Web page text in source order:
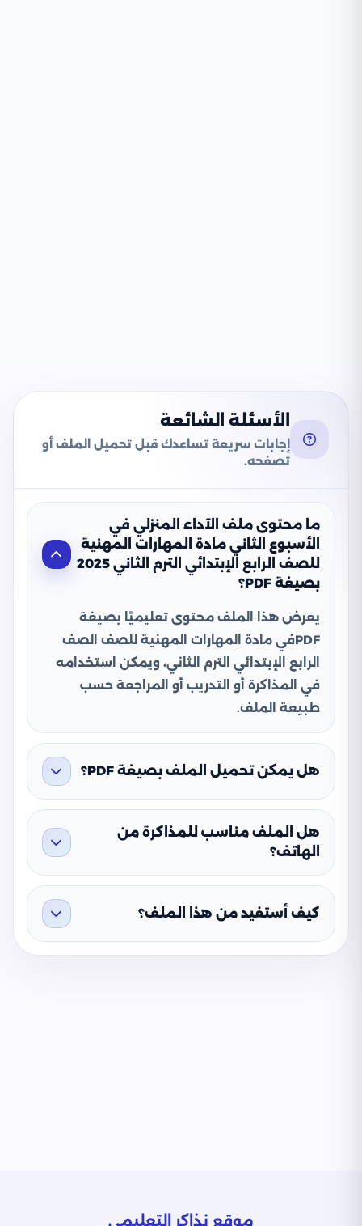
الأسئلة الشائعة
إجابات سريعة تساعدك قبل تحميل الملف أو
تصفحه.
ما محتوى ملف الآداء المنزلي في
الأسبوع الثاني مادة المهارات المهنية
للصف الرابع الإبتدائي الترم الثاني 2025
بصيغة PDF؟
يعرض هذا الملف محتوى تعليميًا بصيغة
PDFفي مادة المهارات المهنية للصف الصف
الرابع الإبتدائي الترم الثاني، ويمكن استخدامه
في المذاكرة أو التدريب أو المراجعة حسب
طبيعة الملف.
هل يمكن تحميل الملف بصيغة PDF؟
هل الملف مناسب للمذاكرة من
الهاتف؟
كيف أستفيد من هذا الملف؟
موقع نذاكر التعليمي